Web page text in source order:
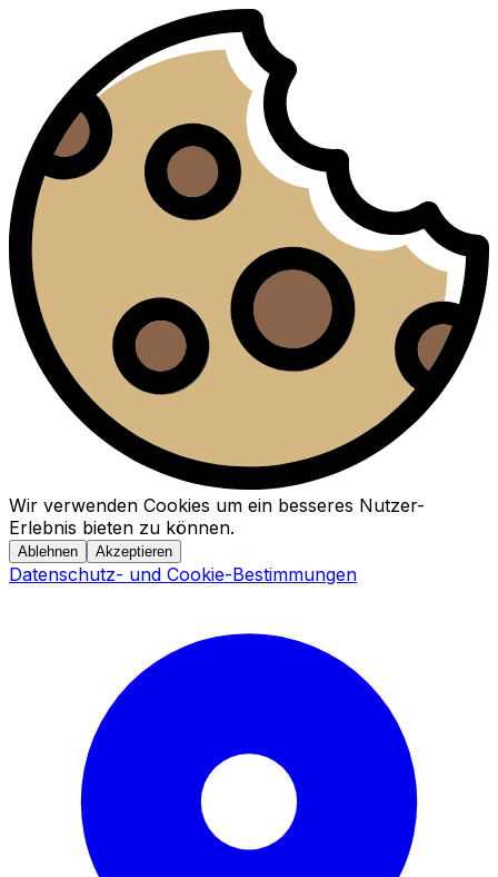
Wir verwenden Cookies um ein besseres Nutzer-
Erlebnis bieten zu können.
Ablehnen Akzeptieren
Datenschutz- und Cookie-Bestimmungen